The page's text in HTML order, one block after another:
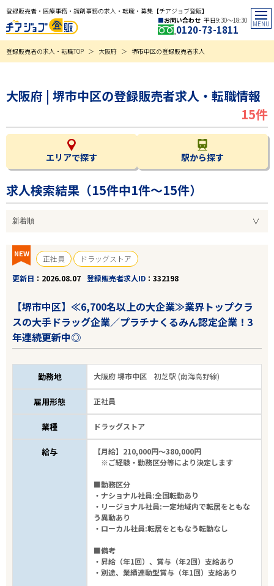
登録販売者・医療事務・調剤事務の求人・転職・募集【チアジョブ登販】
お問い合わせ 平日9:30〜18:30
0120-73-1811
登録販売者の求人・転職TOP 大阪府 堺市中区の登録販売者求人
大阪府 | 堺市中区の登録販売者求人・転職情報
15件
エリアで探す 駅から探す
求人検索結果（15件中1件～15件）
NEW 正社員
ドラッグストア
更新日
2026.08.07 登録販売者求人ID 332198
【堺市中区】≪6,700名以上の大企業≫業界トップクラ
スの大手ドラッグ企業／プラチナくるみん認定企業！3
年連続更新中◎
勤務地 大阪府 堺市中区初芝駅 (南海高野線)
雇用形態 正社員
業種 ドラッグストア
給与
【月給】210,000円～380,000円
※ご経験・勤務区分等により決定します
■勤務区分
・ナショナル社員:全国転勤あり
・リージョナル社員:一定地域内で転居をともな
う異動あり
・ローカル社員:転居をともなう転勤なし
■備考
・昇給（年1回）、賞与（年2回）支給あり
・別途、業績連動型賞与（年1回）支給あり